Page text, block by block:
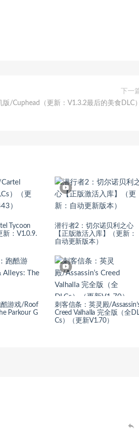
下一
版/Cuphead（更新：V1.3.2最后的美食DLC
Tycoon
新：V1.0.9.
潜行者2：切尔诺贝利之心
【正版激活入库】（更新：
自动更新版本）
游戏/Roof
Parkour G
刺客信条：英灵殿/
Creed Valhalla 完全版（全
Cs）（更新V1.70）